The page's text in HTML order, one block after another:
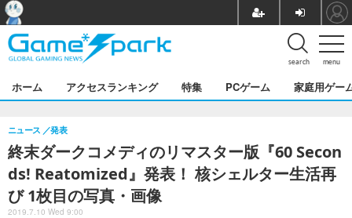
menu
search
ホーム アクセスランキング 特集 PCゲーム 家庭用ゲー
終末ダークコメディのリマスター版『60 Secon
ds! Reatomized』発表！ 核シェルター生活再
び 1枚目の写真・画像
ニュース 発表
2019.7.10 Wed 9:00